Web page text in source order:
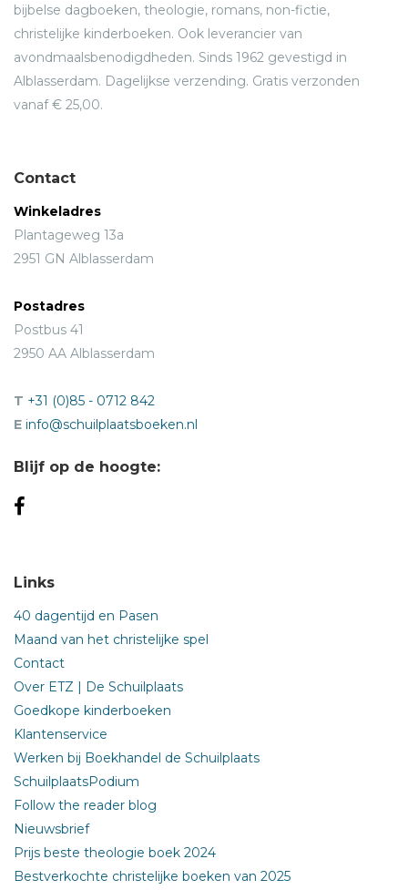
bijbelse dagboeken, theologie, romans, non-fictie,
christelijke kinderboeken. Ook leverancier van
avondmaalsbenodigdheden. Sinds 1962 gevestigd in
Alblasserdam. Dagelijkse verzending. Gratis verzonden
vanaf € 25,00.
Contact
Winkeladres
Plantageweg 13a
2951 GN Alblasserdam
Postadres
Postbus 41
2950 AA Alblasserdam
T +31 (0)85 - 0712 842
E info@schuilplaatsboeken.nl
Blijf op de hoogte:
Links
40 dagentijd en Pasen
Maand van het christelijke spel
Contact
Over ETZ | De Schuilplaats
Goedkope kinderboeken
Klantenservice
Werken bij Boekhandel de Schuilplaats
SchuilplaatsPodium
Follow the reader blog
Nieuwsbrief
Prijs beste theologie boek 2024
Bestverkochte christelijke boeken van 2025